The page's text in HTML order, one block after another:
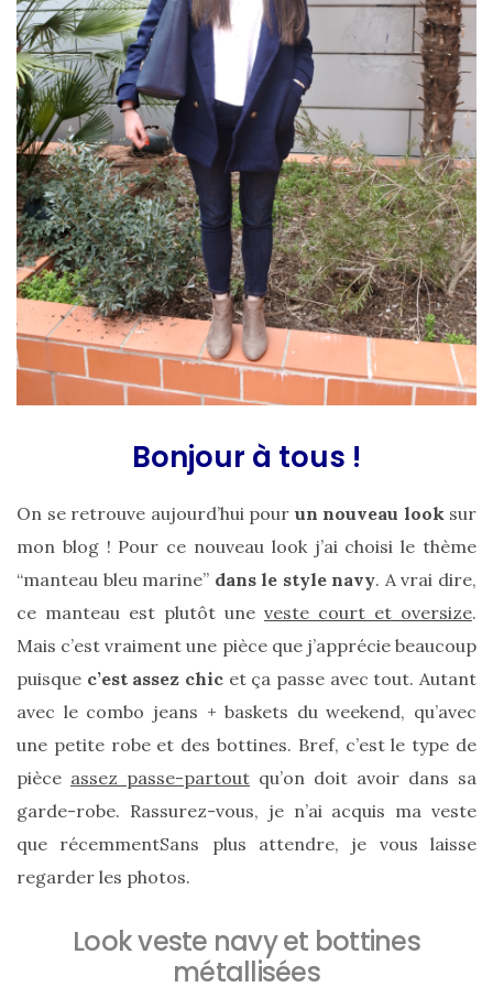
en
tressé
Parfois
:
mon
avis
sur
shopper
marron
chic
tendance
30/05/2026
Bonjour à tous !
On se retrouve aujourd’hui pour un nouveau looksur
mon blog ! Pour ce nouveau look j’ai choisi le thème
“manteau bleu marine” dans le style navy. A vrai dire,
ce manteau est plutôt une veste court et oversize.
Mais c’est vraiment une pièce que j’apprécie beaucoup
puisque c’est assez chic et ça passe avec tout. Autant
avec le combo jeans + baskets du weekend, qu’avec
une petite robe et des bottines. Bref, c’est le type de
pièce assez passe-partout qu’on doit avoir dans sa
garde-robe. Rassurez-vous, je n’ai acquis ma veste
que récemmentSans plus attendre, je vous laisse
regarder les photos.
Look veste navy et bottines
métallisées